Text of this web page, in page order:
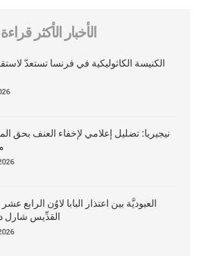
الأخبار الأكثر قراءة
الكنيسة الكاثوليكية في فرنسا تستعدّ
نيجيريا: تضليل إعلامي لإخفاء العنف بحق
العبوديَّة بين اعتذار البابا لاوُن الرابع
القدِّيس شارل